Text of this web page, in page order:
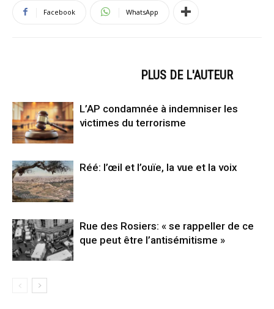
Facebook WhatsApp
PLUS DE L'AUTEUR
L’AP condamnée à indemniser les
victimes du terrorisme
Réé: l’œil et l’ouïe, la vue et la voix
Rue des Rosiers: « se rappeller de ce
que peut être l’antisémitisme »